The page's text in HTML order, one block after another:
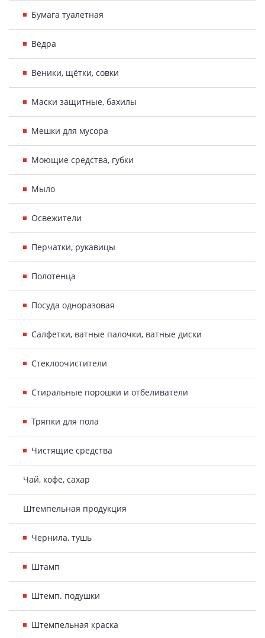
Бумага туалетная
Вёдра
Веники, щётки, совки
Маски защитные, бахилы
Мешки для мусора
Моющие средства, губки
Мыло
Освежители
Перчатки, рукавицы
Полотенца
Посуда одноразовая
Салфетки, ватные палочки, ватные диски
Стеклоочистители
Стиральные порошки и отбеливатели
Тряпки для пола
Чистящие средства
Чай, кофе, сахар
Штемпельная продукция
Чернила, тушь
Штамп
Штемп. подушки
Штемпельная краска